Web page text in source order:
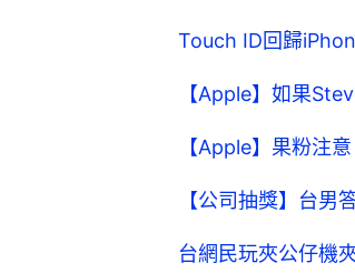
Touch ID回歸
【Apple】如果
【Apple】果粉注
【公司抽獎】台
台網民玩夾公仔機